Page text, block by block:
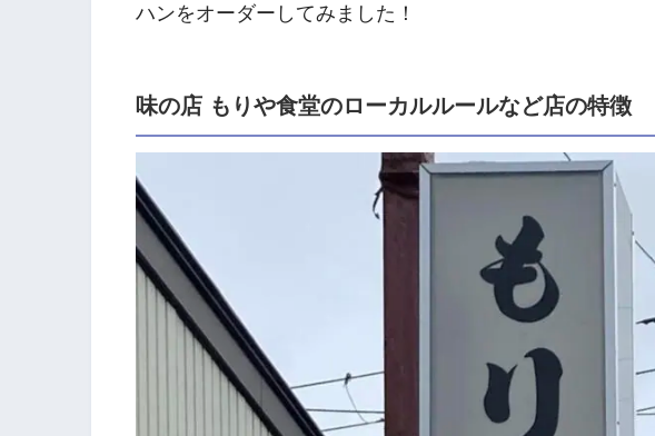
ハンをオーダーしてみました！
味の店 もりや食堂のローカルルールなど店の特徴